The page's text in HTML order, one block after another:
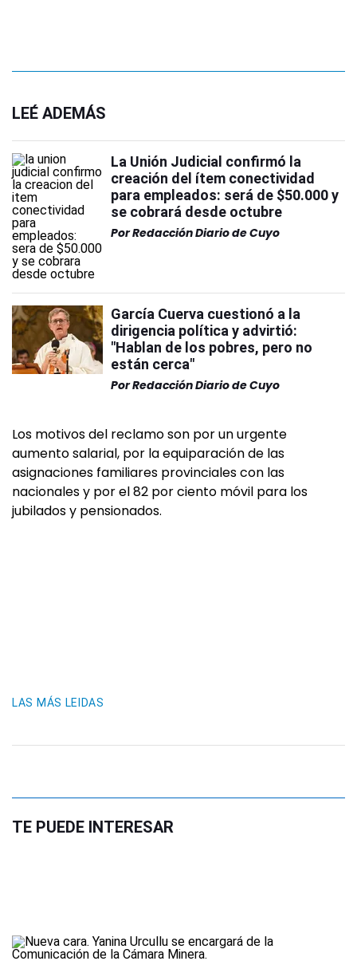
LEÉ ADEMÁS
La Unión Judicial confirmó la
creación del ítem conectividad
para empleados: será de $50.000 y
se cobrará desde octubre
PorRedacción Diario de Cuyo
García Cuerva cuestionó a la
dirigencia política y advirtió:
"Hablan de los pobres, pero no
están cerca"
PorRedacción Diario de Cuyo
Los motivos del reclamo son por un urgente
aumento salarial, por la equiparación de las
asignaciones familiares provinciales con las
nacionales y por el 82 por ciento móvil para los
jubilados y pensionados.
LAS MÁS LEIDAS
TE PUEDE INTERESAR